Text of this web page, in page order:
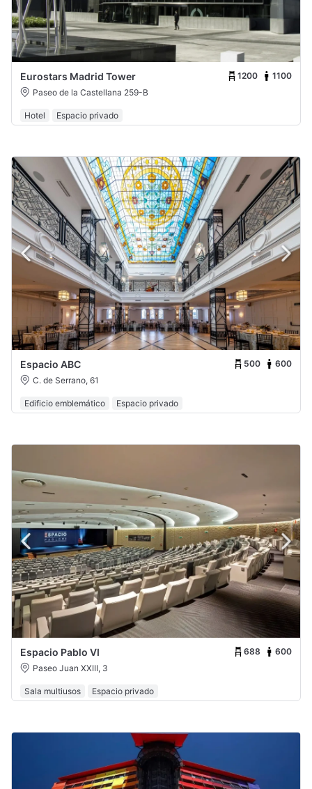
Eurostars Madrid Tower 1200
1100
Paseo de la Castellana 259-B
Hotel Espacio privado
Espacio ABC 500
600
C. de Serrano, 61
Edificio emblemático Espacio privado
Espacio Pablo VI 688
600
Paseo Juan XXIII, 3
Sala multiusos Espacio privado